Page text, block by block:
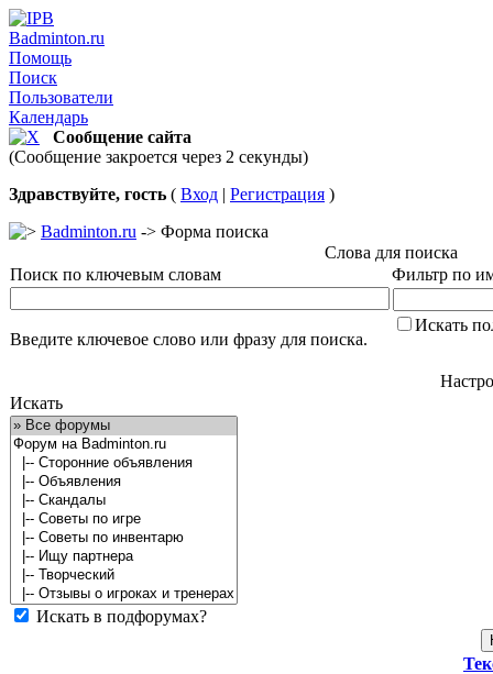
Badminton.ru
Помощь
Поиск
Пользователи
Календарь
Сообщение сайта
(Сообщение закроется через 2 секунды)
Здравствуйте, гость ( Вход | Регистрация )
Badminton.ru -> Форма поиска
Слова для поиска
Поиск по ключевым словам
Фильтр по
Введите ключевое слово или фразу для поиска.
Искать
Искать
Искать в подфорумах?